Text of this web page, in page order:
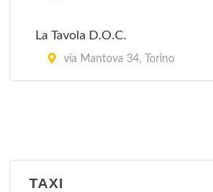
La Tavola D.O.C.
via Mantova 34, Torino
TAXI